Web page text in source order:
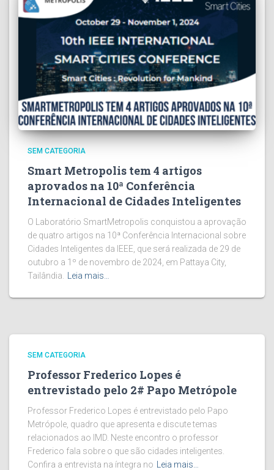
SEM CATEGORIA
Smart Metropolis tem 4 artigos
aprovados na 10ª Conferência
Internacional de Cidades Inteligentes
O Laboratório SmartMetropolis conquistou a aprovação
de quatro artigos na 10ª Conferência Internacional sobre
Cidades Inteligentes da IEEE, que será realizada de 29 de
outubro a 1º de novembro de 2024, em Pattaya City,
Tailândia.
Leia mais…
SEM CATEGORIA
Professor Frederico Lopes é
entrevistado pelo 2# Papo Metrópole
Professor Frederico Lopes é entrevistado pelo Papo
Metrópole, quadro que apresenta e discute temas
relacionados ao IMD. Neste encontro o professor
Frederico fala sobre o que são cidades inteligentes.
Confira a entrevista na íntegra no
Leia mais…